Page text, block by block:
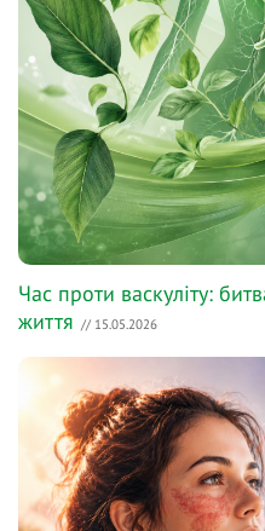
Час проти васкуліту:
життя // 15.05.2026